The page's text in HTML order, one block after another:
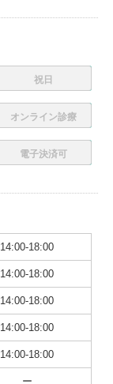
祝日
オンライン診療
電子決済可
14:00-18:00
14:00-18:00
14:00-18:00
14:00-18:00
14:00-18:00
ー